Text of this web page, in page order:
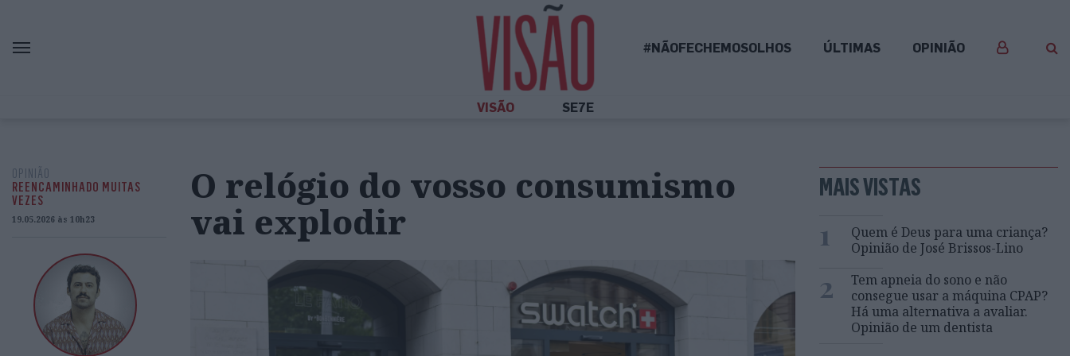
#NÃOFECHEMOSOLHOS ÚLTIMAS OPINIÃO
VISÃO SE7E
OPINIÃO
REENCAMINHADO MUITAS
VEZES
19.05.2026 às 10h23
O relógio do vosso consumismo
vai explodir
MAIS VISTAS
1
Quem é Deus para uma criança?
Opinião de José Brissos-Lino
2
Tem apneia do sono e não
consegue usar a máquina CPAP?
Há uma alternativa a avaliar.
Opinião de um dentista